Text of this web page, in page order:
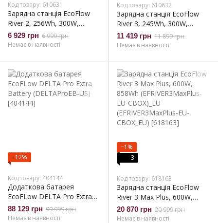
Код товару: 610631
Зарядна станція EcoFlow
River 2, 256Wh, 300W,
LiFePO4 (ZMR600-B-EU)_EU
(ZMR600-B-EU_EU)
6 929 грн 6 999 грн
Немає в наявності
Код товару: 610632
Зарядна станція EcoFlow
River 3, 245Wh, 300W,
LiFePO4 (EFRIVER3-EU-
CBOX)_EU (EFRIVER3-EU-
11 419 грн 11 899 грн
Немає в наявності
−12%
Код товару: 404144
Додаткова батарея
EcoFLow DELTA Pro Extra
Battery (DELTAProEB-US)
88 129 грн 99 999 грн
Немає в наявності
−1%
3
Код товару: 618163
Зарядна станція EcoFlow
River 3 Max Plus, 600W,
858Wh (EFRIVER3MaxPlus-
EU-CBOX)_EU
20 870 грн 20 999 грн
Немає в наявності